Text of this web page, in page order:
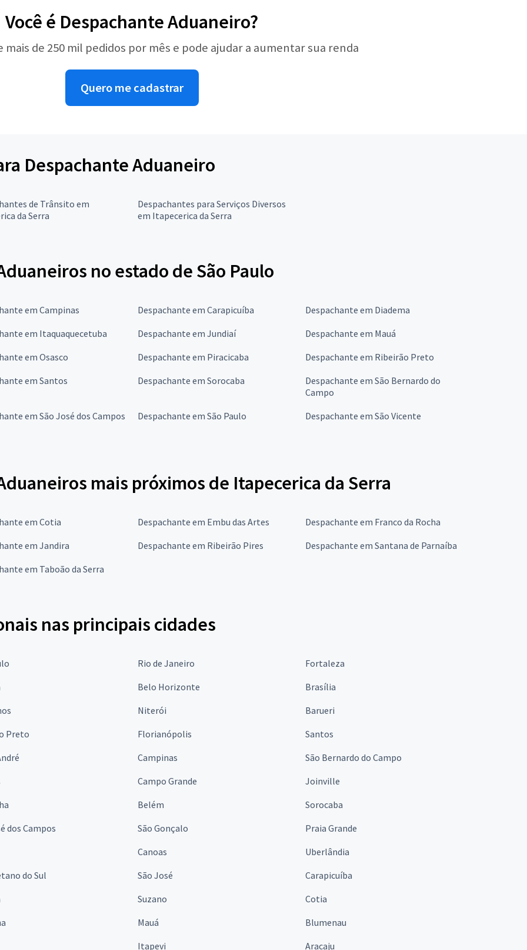
Você é Despachante Aduaneiro?
mais de 250 mil pedidos por mês e pode ajudar a aumentar sua renda
Quero me cadastrar
Despachante Aduaneiro
de Trânsito em
da Serra
Despachantes para Serviços Diversos
em Itapecerica da Serra
no estado de São Paulo
em Campinas Despachante em Carapicuíba
Despachante em Diadema
em Itaquaquecetuba Despachante em Jundiaí
Despachante em Mauá
em Osasco Despachante em Piracicaba
Despachante em Ribeirão Preto
em Santos Despachante em Sorocaba
Despachante em São Bernardo do
Campo
em São José dos Campos Despachante em São Paulo Despachante em São Vicente
mais próximos de Itapecerica da Serra
em Cotia Despachante em Embu das Artes
Despachante em Franco da Rocha
em Jandira Despachante em Ribeirão Pires
Despachante em Santana de Parnaíba
em Taboão da Serra
nas principais cidades
Rio de Janeiro
Fortaleza
Belo Horizonte
Brasília
Niterói
Barueri
Preto Florianópolis
Santos
Campinas
São Bernardo do Campo
Campo Grande
Joinville
Belém
Sorocaba
dos Campos São Gonçalo
Praia Grande
Canoas
Uberlândia
do Sul São José
Carapicuíba
Suzano
Cotia
Mauá
Blumenau
Itapevi Aracaju